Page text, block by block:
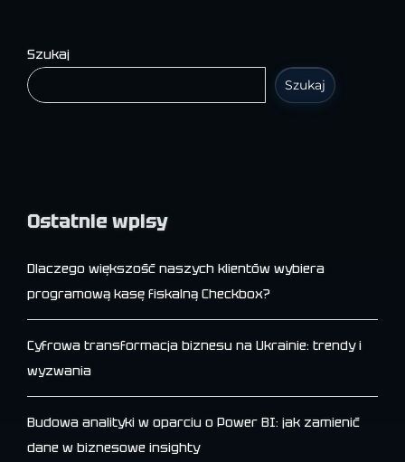
Szukaj
Szukaj
Ostatnie wpisy
Dlaczego większość naszych klientów wybiera
programową kasę fiskalną Checkbox?
Cyfrowa transformacja biznesu na Ukrainie: trendy i
wyzwania
Budowa analityki w oparciu o Power BI: jak zamienić
dane w biznesowe insighty